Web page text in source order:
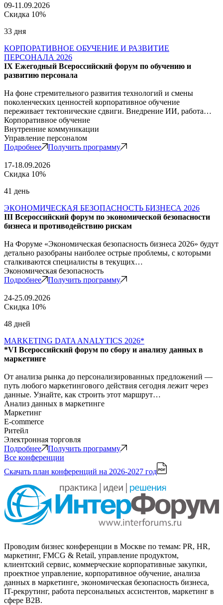
09-11.09.2026
Скидка 10%
33 дня
КОРПОРАТИВНОЕ ОБУЧЕНИЕ И РАЗВИТИЕ
ПЕРСОНАЛА 2026
IX Ежегодный Всероссийский форум по обучению и
развитию персонала
На фоне стремительного развития технологий и смены
поколенческих ценностей корпоративное обучение
переживает тектонические сдвиги. Внедрение ИИ, работа…
Корпоративное обучение
Внутренние коммуникации
Управление персоналом
Подробнее
Получить программу
17-18.09.2026
Скидка 10%
41 день
ЭКОНОМИЧЕСКАЯ БЕЗОПАСНОСТЬ БИЗНЕСА 2026
III Всероссийский форум по экономической безопасности
бизнеса и противодействию рискам
На Форуме «Экономическая безопасность бизнеса 2026» будут
детально разобраны наиболее острые проблемы, с которыми
сталкиваются специалисты в текущих…
Экономическая безопасность
Подробнее
Получить программу
24-25.09.2026
Скидка 10%
48 дней
MARKETING DATA ANALYTICS 2026*
*VI Всероссийский форум по сбору и анализу данных в
маркетинге
От анализа рынка до персонализированных предложений —
путь любого маркетингового действия сегодня лежит через
данные. Узнайте, как строить этот маршрут…
Анализ данных в маркетинге
Маркетинг
E-commerce
Ритейл
Электронная торговля
Подробнее
Получить программу
Все конференции
Скачать план конференций на 2026-2027 год
Проводим бизнес конференции в Москве по темам: PR, HR,
маркетинг, FMCG & Retail, управление продуктом,
клиентский сервис, коммерческие корпоративные закупки,
проектное управление, корпоративное обучение, анализа
данных в маркетинге, экономическая безопасность бизнеса,
IT-рекрутинг, работа персональных ассистентов, маркетинг в
сфере B2B.